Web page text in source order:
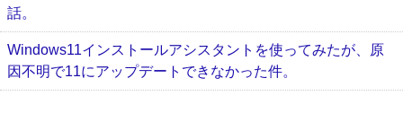
話。
Windows11インストールアシスタントを使ってみたが、原
因不明で11にアップデートできなかった件。